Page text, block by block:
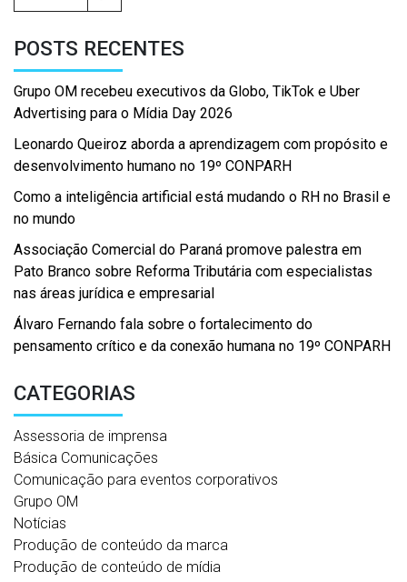
POSTS RECENTES
Grupo OM recebeu executivos da Globo, TikTok e Uber
Advertising para o Mídia Day 2026
Leonardo Queiroz aborda a aprendizagem com propósito e
desenvolvimento humano no 19º CONPARH
Como a inteligência artificial está mudando o RH no Brasil e
no mundo
Associação Comercial do Paraná promove palestra em
Pato Branco sobre Reforma Tributária com especialistas
nas áreas jurídica e empresarial
Álvaro Fernando fala sobre o fortalecimento do
pensamento crítico e da conexão humana no 19º CONPARH
CATEGORIAS
Assessoria de imprensa
Básica Comunicações
Comunicação para eventos corporativos
Grupo OM
Notícias
Produção de conteúdo da marca
Produção de conteúdo de mídia